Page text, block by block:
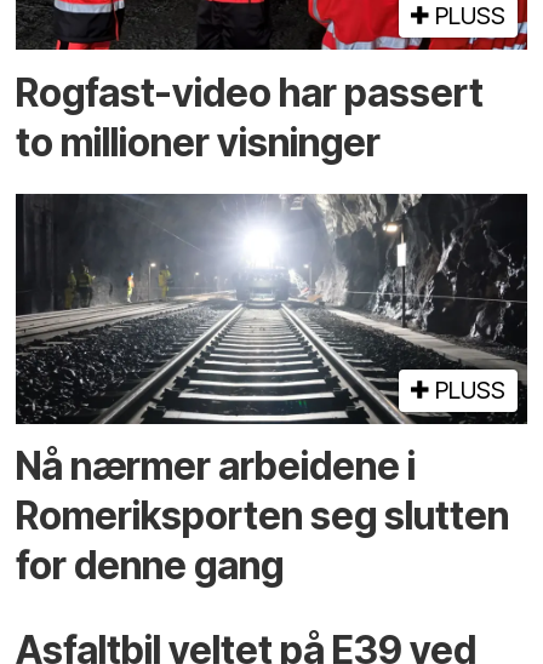
PLUSS
Rogfast-video har passert
to millioner visninger
PLUSS
Nå nærmer arbeidene i
Romeriksporten seg slutten
for denne gang
Asfaltbil veltet på E39 ved